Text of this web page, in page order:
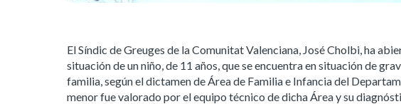
El Síndic de Greuges de la Comunitat Valenciana, José Cholbi, ha
situación de un niño, de 11 años, que se encuentra en situación de
familia, según el dictamen de Área de Familia e Infancia del
menor fue valorado por el equipo técnico de dicha Área y su